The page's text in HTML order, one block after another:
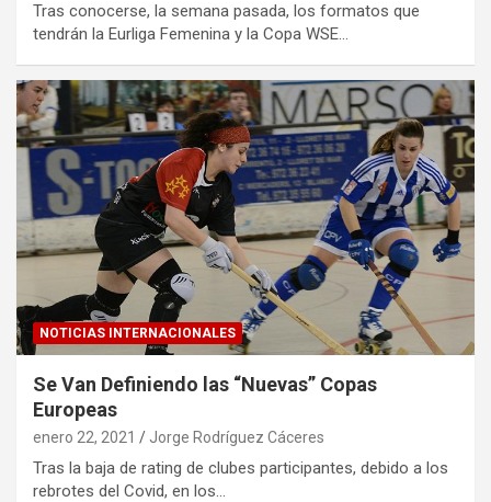
Tras conocerse, la semana pasada, los formatos que
tendrán la Eurliga Femenina y la Copa WSE…
NOTICIAS INTERNACIONALES
Se Van Definiendo las “Nuevas” Copas
Europeas
enero 22, 2021 Jorge Rodríguez Cáceres
Tras la baja de rating de clubes participantes, debido a los
rebrotes del Covid, en los…